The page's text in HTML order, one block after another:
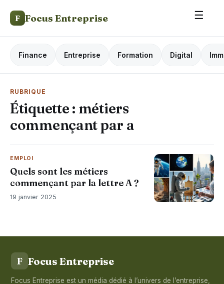
F Focus Entreprise ☰
Finance Entreprise Formation Digital
RUBRIQUE
Étiquette : métiers
commençant par a
EMPLOI
Quels sont les métiers
commençant par la lettre A ?
19 janvier 2025
F Focus Entreprise
Focus Entreprise est un média dédié à l’univers de l’entreprise,